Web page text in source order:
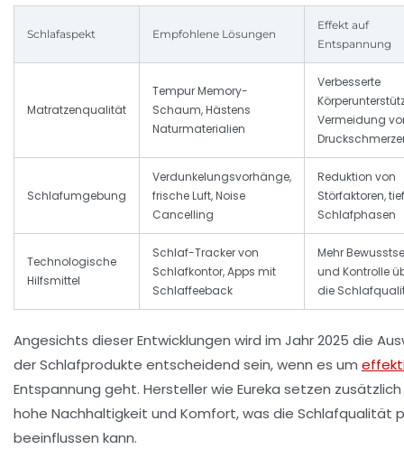
Schlafaspekt Empfohlene Lösungen
Effekt auf
Entspannung
Matratzenqualität
Tempur Memory-
Schaum, Hästens
Naturmaterialien
Verbesserte
Vermeidung
Schlafumgebung
Verdunkelungsvorhänge,
frische Luft, Noise
Cancelling
Reduktion von
Störfaktoren,
Schlafphasen
Technologische
Hilfsmittel
Schlaf-Tracker von
Schlafkontor, Apps mit
Schlaffeeback
Mehr
und Kontrolle
die
Angesichts dieser Entwicklungen wird im Jahr 2025 die
der Schlafprodukte entscheidend sein, wenn es um
Entspannung geht. Hersteller wie Eureka setzen
hohe Nachhaltigkeit und Komfort, was die Schlafqualität
beeinflussen kann.